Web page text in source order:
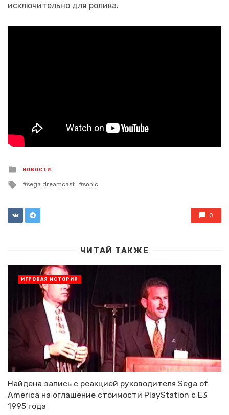
исключительно для ролика.
Posted
in
НОВОСТИ
Tagged
sega dreamcast sonic
0
ЧИТАЙ ТАКЖЕ
Найдена запись с реакцией руководителя Sega of
America на оглашение стоимости PlayStation с E3
1995 года
ИГРОВАЯ ИСТОРИЯ